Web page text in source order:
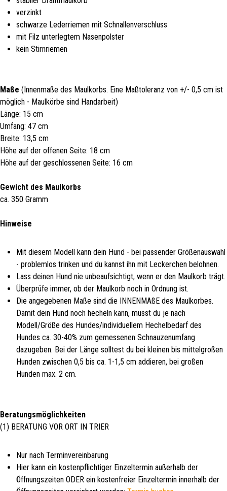
verzinkt
schwarze Lederriemen mit Schnallenverschluss
mit Filz unterlegtem Nasenpolster
kein Stirnriemen
Maße (Innenmaße des Maulkorbs. Eine Maßtoleranz von +/- 0,5 cm ist
möglich - Maulkörbe sind Handarbeit)
Länge: 15 cm
Umfang: 47 cm
Breite: 13,5 cm
Höhe auf der offenen Seite: 18 cm
Höhe auf der geschlossenen Seite: 16 cm
Gewicht des Maulkorbs
ca. 350 Gramm
Hinweise
Mit diesem Modell kann dein Hund - bei passender Größenauswahl
- problemlos trinken und du kannst ihn mit Leckerchen belohnen.
Lass deinen Hund nie unbeaufsichtigt, wenn er den Maulkorb trägt.
Überprüfe immer, ob der Maulkorb noch in Ordnung ist.
Die angegebenen Maße sind die INNENMAßE des Maulkorbes.
Damit dein Hund noch hecheln kann, musst du je nach
Modell/Größe des Hundes/individuellem Hechelbedarf des
Hundes ca. 30-40% zum gemessenen Schnauzenumfang
dazugeben. Bei der Länge solltest du bei kleinen bis mittelgroßen
Hunden zwischen 0,5 bis ca. 1-1,5 cm addieren, bei großen
Hunden max. 2 cm.
Beratungsmöglichkeiten
(1) BERATUNG VOR ORT IN TRIER
Nur nach Terminvereinbarung
Hier kann ein kostenpflichtiger Einzeltermin außerhalb der
Öffnungszeiten ODER ein kostenfreier Einzeltermin innerhalb der